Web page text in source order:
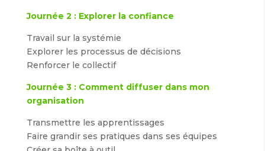
Journée 2 : Explorer la confiance
Travail sur la systémie
Explorer les processus de décisions
Renforcer le collectif
Journée 3 : Comment diffuser dans mon
organisation
Transmettre les apprentissages
Faire grandir ses pratiques dans ses équipes